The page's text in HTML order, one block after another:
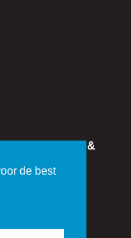
de best
WINKELEN &